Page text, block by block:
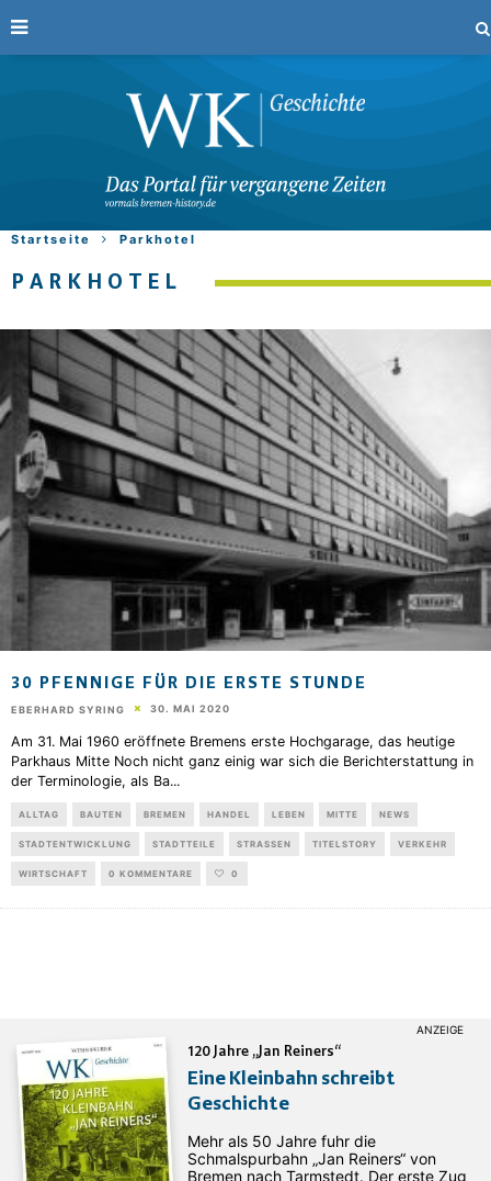
Startseite Parkhotel
PARKHOTEL
30 PFENNIGE FÜR DIE ERSTE STUNDE
EBERHARD SYRING 30. MAI 2020
Am 31. Mai 1960 eröffnete Bremens erste Hochgarage, das heutige
Parkhaus Mitte Noch nicht ganz einig war sich die Berichterstattung in
der Terminologie, als Ba...
ALLTAG BAUTEN BREMEN HANDEL LEBEN MITTE NEWS
STADTENTWICKLUNG STADTTEILE STRASSEN TITELSTORY VERKEHR
WIRTSCHAFT 0 KOMMENTARE 0
120 Jahre „Jan Reiners“
Eine Kleinbahn schreibt
Geschichte
Mehr als 50 Jahre fuhr die
Schmalspurbahn „Jan ­Reiners“ von
Bremen nach Tarmstedt. Der erste Zug